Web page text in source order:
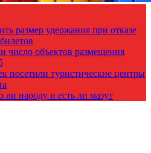
размер удержания при отказе
число объектов размещения
посетили туристические центры
народу и есть ли мазут